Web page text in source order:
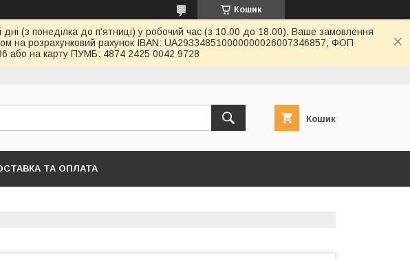
Кошик
(з понеділка до п'ятниці) у робочий час (з 10.00 до 18.00). Ваше замовлення
на розрахунковий рахунок IBAN: UA293348510000000026007346857, ФОП
або на карту ПУМБ: 4874 2425 0042 9728
Кошик
ТА ОПЛАТА